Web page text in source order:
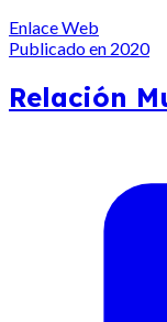
Enlace Web
Publicado en 2020
Relación